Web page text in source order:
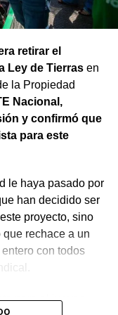
retirar el
Ley de Tierrasen
la Propiedad
Nacional,
y confirmó que
para este
le haya pasado por
han decidido ser
proyecto, sino
rechace a un
con todos
para el jueves,